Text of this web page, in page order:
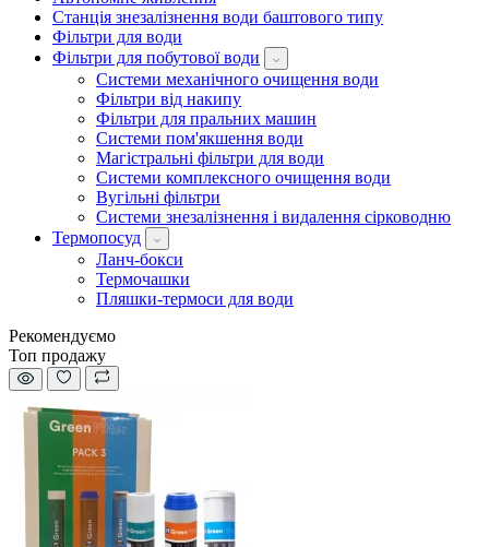
Станція знезалізнення води баштового типу
Фільтри для води
Фільтри для побутової води
Системи механічного очищення води
Фільтри від накипу
Фільтри для пральних машин
Системи пом'якшення води
Магістральні фільтри для води
Системи комплексного очищення води
Вугільні фільтри
Системи знезалізнення і видалення сірководню
Термопосуд
Ланч-бокси
Термочашки
Пляшки-термоси для води
Рекомендуємо
Топ продажу